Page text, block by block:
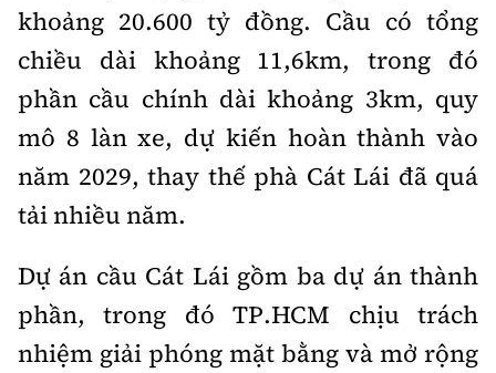
khoảng 20.600 tỷ đồng. Cầu có tổng
chiều dài khoảng 11,6km, trong đó
phần cầu chính dài khoảng 3km, quy
mô 8 làn xe, dự kiến hoàn thành vào
năm 2029, thay thế phà Cát Lái đã quá
tải nhiều năm.
Dự án cầu Cát Lái gồm ba dự án thành
phần, trong đó TP.HCM chịu trách
nhiệm giải phóng mặt bằng và mở rộng